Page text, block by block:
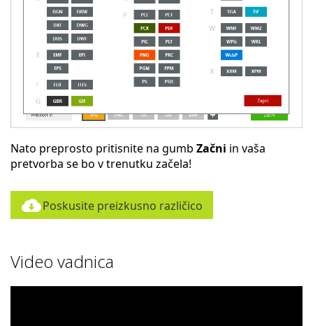
Nato preprosto pritisnite na gumb Začni in vaša
pretvorba se bo v trenutku začela!
Poskusite preizkusno različico
Video vadnica